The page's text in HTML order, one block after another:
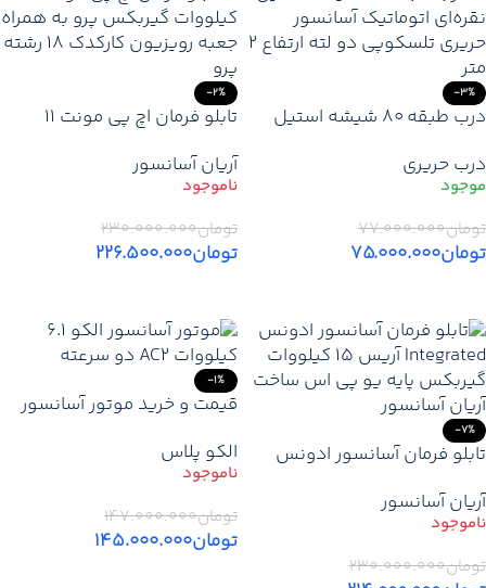
-3%
درب طبقه 80 شیشه استیل
متر
درب حریری
تومان۷۷.۰۰۰.۰۰۰
تومان۷۵.۰۰۰.۰۰۰
-2%
تابلو فرمان اچ پی مونت 11
پی اس + کارکدک – قیمت و
خرید
آریان آسانسور
تومان۲۳۰.۰۰۰.۰۰۰
تومان۲۲۶.۵۰۰.۰۰۰
-7%
تابلو فرمان آسانسور ادونس
گیربکس پایه یو پی اس
آریان آسانسور
تومان۲۳۰.۰۰۰.۰۰۰
-1%
قیمت و خرید موتور آسانسور
نفره
الکو پلاس
تومان۱۴۷.۰۰۰.۰۰۰
تومان۱۴۵.۰۰۰.۰۰۰